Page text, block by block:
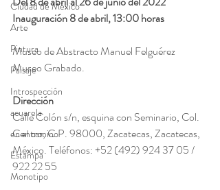
Ciudad de México
Arte
Pintura
Paisaje
Introspección
acuarela
en el camino
Estampa
Monotipo
Inauguración 8 de abril, 13:00 horas
Museo de Abstracto Manuel Felguérez
Museo Grabado.
Dirección
Calle Colón s/n, esquina con Seminario, Col.
Centro, C.P. 98000, Zacatecas, Zacatecas,
México. Teléfonos: +52 (492) 924 37 05 /
922 22 55